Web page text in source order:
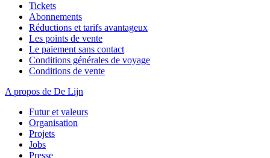
Tickets
Abonnements
Réductions et tarifs avantageux
Les points de vente
Le paiement sans contact
Conditions générales de voyage
Conditions de vente
A propos de De Lijn
Futur et valeurs
Organisation
Projets
Jobs
Presse